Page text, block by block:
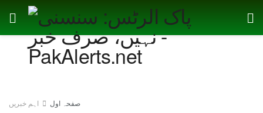
صفحہ اول اہم خبریں